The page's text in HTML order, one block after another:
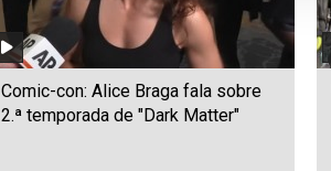
Comic-con: Alice Braga fala sobre
2.ª temporada de "Dark Matter"